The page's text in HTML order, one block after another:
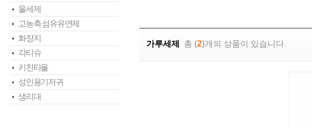
울세제
고농축 섬유유연제
화장지
각티슈
키친타올
성인용기저귀
생리대
가루세제 총 (2)개의 상품이 있습니다.